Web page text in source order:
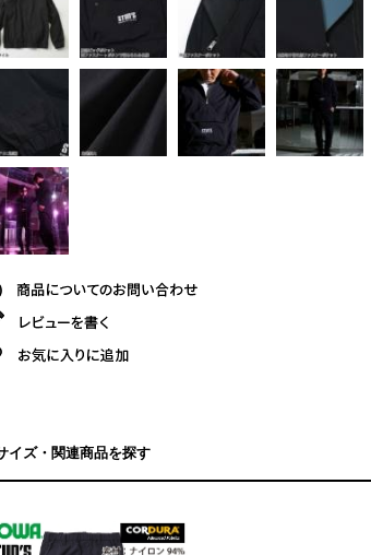
イズ・関連商品を探す